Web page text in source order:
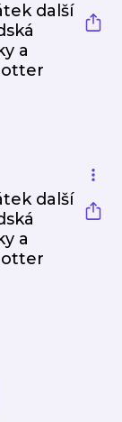
další
a
další
a